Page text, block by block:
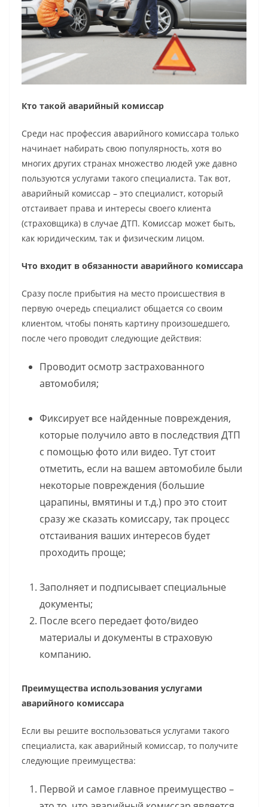
Кто такой аварийный комиссар
Среди нас профессия аварийного комиссара только
начинает набирать свою популярность, хотя во
многих других странах множество людей уже давно
пользуются услугами такого специалиста. Так вот,
аварийный комиссар – это специалист, который
отстаивает права и интересы своего клиента
(страховщика) в случае ДТП. Комиссар может быть,
как юридическим, так и физическим лицом.
Что входит в обязанности аварийного комиссара
Сразу после прибытия на место происшествия в
первую очередь специалист общается со своим
клиентом, чтобы понять картину произошедшего,
после чего проводит следующие действия:
Проводит осмотр застрахованного
автомобиля;
Фиксирует все найденные повреждения,
которые получило авто в последствия ДТП
с помощью фото или видео. Тут стоит
отметить, если на вашем автомобиле были
некоторые повреждения (большие
царапины, вмятины и т.д.) про это стоит
сразу же сказать комиссару, так процесс
отстаивания ваших интересов будет
проходить проще;
Заполняет и подписывает специальные
документы;
После всего передает фото/видео
материалы и документы в страховую
компанию.
Преимущества использования услугами
аварийного комиссара
Если вы решите воспользоваться услугами такого
специалиста, как аварийный комиссар, то получите
следующие преимущества:
Первой и самое главное преимущество –